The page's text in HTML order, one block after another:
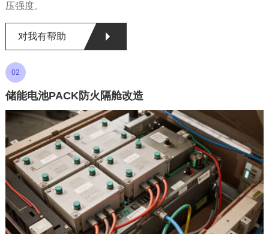
压强度。
对我有帮助
02
储能电池PACK防火隔舱改造